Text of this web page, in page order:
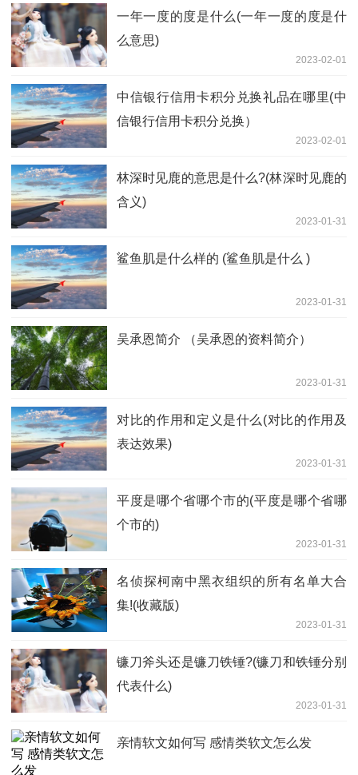
一年一度的度是什么(一年一度的度是什
么意思)
2023-02-01
中信银行信用卡积分兑换礼品在哪里(中
信银行信用卡积分兑换）
2023-02-01
林深时见鹿的意思是什么?(林深时见鹿的
含义)
2023-01-31
鲨鱼肌是什么样的 (鲨鱼肌是什么 )
2023-01-31
吴承恩简介 （吴承恩的资料简介）
2023-01-31
对比的作用和定义是什么(对比的作用及
表达效果)
2023-01-31
平度是哪个省哪个市的(平度是哪个省哪
个市的)
2023-01-31
名侦探柯南中黑衣组织的所有名单大合
集!(收藏版)
2023-01-31
镰刀斧头还是镰刀铁锤?(镰刀和铁锤分别
代表什么)
2023-01-31
亲情软文如何写 感情类软文怎么发